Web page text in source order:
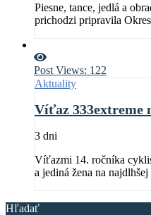
Piesne, tance, jedlá a
prichodzi pripravila
Post Views: 122
Aktuality
Víťaz 333extreme
3 dni
Víťazmi 14. ročníka
a jediná žena na
Hľadať